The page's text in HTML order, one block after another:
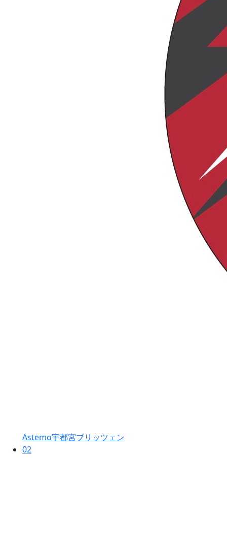
Astemo宇都宮ブリッツェン
02